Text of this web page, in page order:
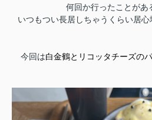
何回か行ったことがあ
いつもつい長居しちゃうくらい居
今回は白金鶴とリコッタチーズの